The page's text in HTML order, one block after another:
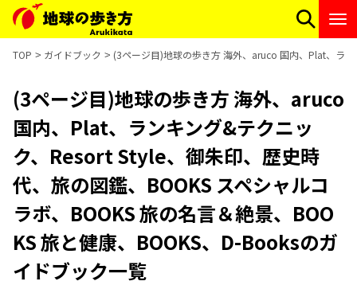
TOP ガイドブック (3ページ目)地球の歩き方 海外、aruco 国内、Plat、ラ
(3ページ目)地球の歩き方 海外、aruco
国内、Plat、ランキング&テクニッ
ク、Resort Style、御朱印、歴史時
代、旅の図鑑、BOOKS スペシャルコ
ラボ、BOOKS 旅の名言＆絶景、BOO
KS 旅と健康、BOOKS、D-Booksのガ
イドブック一覧